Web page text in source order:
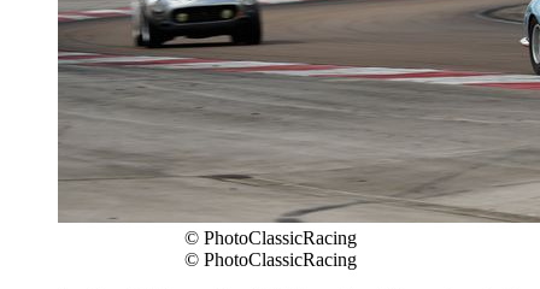
© PhotoClassicRacing
© PhotoClassicRacing